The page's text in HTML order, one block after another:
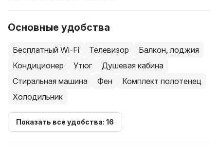
Основные удобства
Бесплатный Wi-Fi Телевизор
Балкон, лоджия
Кондиционер
Утюг
Душевая кабина
Стиральная машина
Фен
Комплект полотенец
Холодильник
Показать все удобства: 16